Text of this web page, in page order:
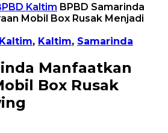
Kaltim BPBD Samarinda
Mobil Box Rusak Menjadi
, Kaltim, Samarinda
Manfaatkan
Box Rusak